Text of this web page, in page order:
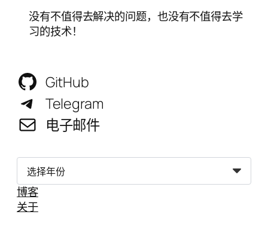
没有不值得去解决的问题，也没有不值得去学
习的技术！
GitHub
Telegram
电子邮件
归
档
博客
关于